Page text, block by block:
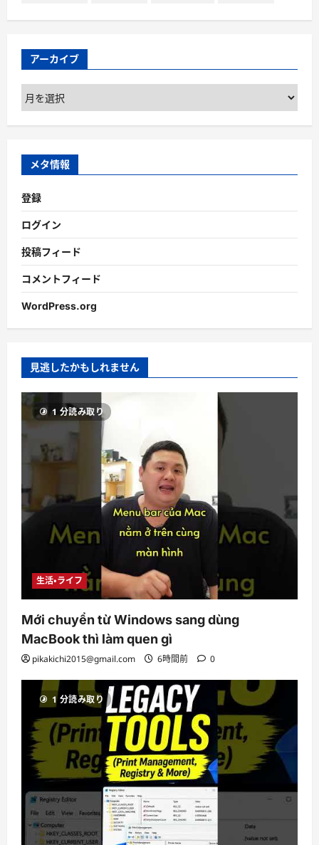
アーカイブ
ア
ー
カ
ブ
メタ情報
登録
ログイン
投稿フィード
コメントフィード
WordPress.org
見逃したかもしれません
1 分読み取り
生活・ライフ
Mới chuyển từ Windows sang dùng
MacBook thì làm quen gì
pikakichi2015@gmail.com 6時間前 0
1 分読み取り